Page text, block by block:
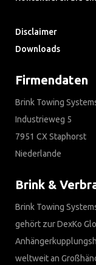
Disclaimer
Downloads
Firmendaten
Brink Towing
Industrieweg 5
7951 CX Staphorst
Niederlande
Brink &
Brink Towing
gehört zur DexKo
weltweit an